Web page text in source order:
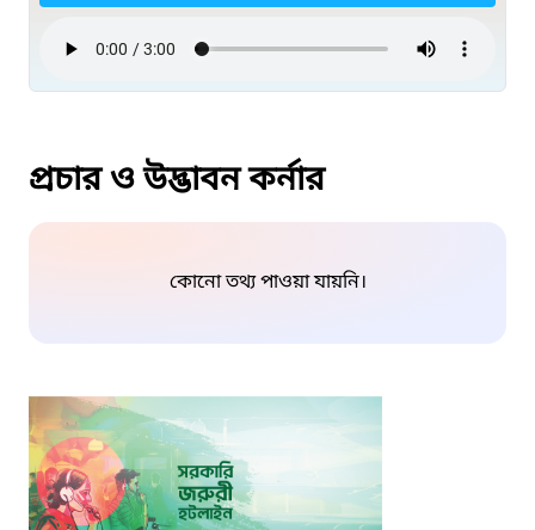
প্রচার ও উদ্ভাবন কর্নার
কোনো তথ্য পাওয়া যায়নি।